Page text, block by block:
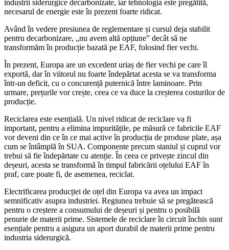
industrii siderurgice decarbonizate, iar tehnologia este pregătită,
necesarul de energie este în prezent foarte ridicat.
Având în vedere presiunea de reglementare și cursul deja stabilit
pentru decarbonizare, „nu avem altă opțiune” decât să ne
transformăm în producție bazată pe EAF, folosind fier vechi.
În prezent, Europa are un excedent uriaș de fier vechi pe care îl
exportă, dar în viitorul nu foarte îndepărtat acesta se va transforma
într-un deficit, cu o concurență puternică între laminoare. Prin
urmare, prețurile vor crește, ceea ce va duce la creșterea costurilor de
producție.
Reciclarea este esențială. Un nivel ridicat de reciclare va fi
important, pentru a elimina impuritățile, pe măsură ce fabricile EAF
vor deveni din ce în ce mai active în producția de produse plate, așa
cum se întâmplă în SUA. Componente precum staniul și cuprul vor
trebui să fie îndepărtate cu atenție. În ceea ce privește zincul din
deșeuri, acesta se transformă în timpul fabricării oțelului EAF în
praf, care poate fi, de asemenea, reciclat.
Electrificarea producției de oțel din Europa va avea un impact
semnificativ asupra industriei. Regiunea trebuie să se pregătească
pentru o creștere a consumului de deșeuri și pentru o posibilă
penurie de materii prime. Sistemele de reciclare în circuit închis sunt
esențiale pentru a asigura un aport durabil de materii prime pentru
industria siderurgică.